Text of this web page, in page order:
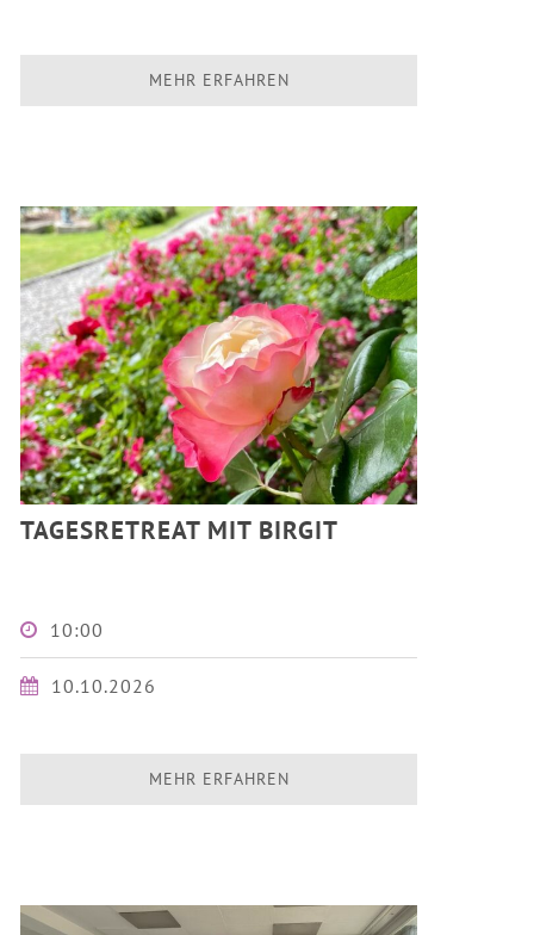
MEHR ERFAHREN
TAGESRETREAT MIT BIRGIT
10:00
10.10.2026
MEHR ERFAHREN